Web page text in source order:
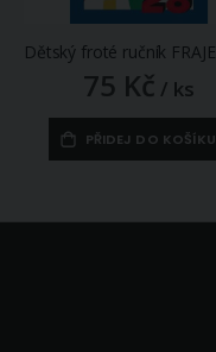
75 Kč / ks
PŘIDEJ DO KOŠÍKU